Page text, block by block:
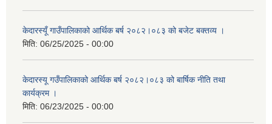
केदारस्यूँ गाउँपालिकाको आर्थिक बर्ष २०८२।०८३ को बजेट बक्तव्य ।
मिति: 06/25/2025 - 00:00
केदारस्यू गउँपालिकाको आर्थिक बर्ष २०८२।०८३ को बार्षिक नीति तथा
कार्यक्रम ।
मिति: 06/23/2025 - 00:00